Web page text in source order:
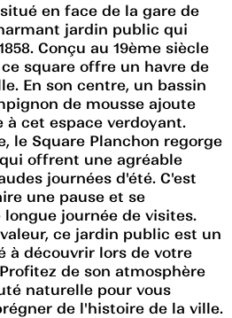
en face de la gare de
jardin public qui
Conçu au 19ème siècle
square offre un havre de
En son centre, un bassin
de mousse ajoute
à cet espace verdoyant.
le Square Planchon regorge
offrent une agréable
journées d'été. C'est
une pause et se
journée de visites.
ce jardin public est un
à découvrir lors de votre
de son atmosphère
naturelle pour vous
de l'histoire de la ville.